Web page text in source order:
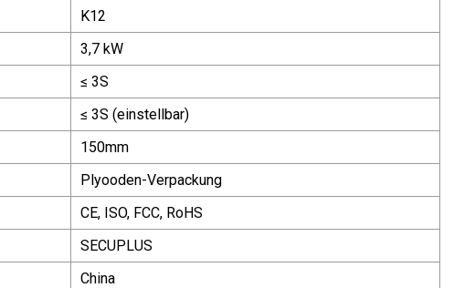
K12
3,7 kW
≤ 3S
≤ 3S (einstellbar)
150mm
Plyooden-Verpackung
CE, ISO, FCC, RoHS
SECUPLUS
China